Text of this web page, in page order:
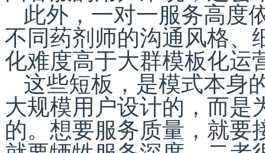
此外，一对一服务高度
不同药剂师的沟通风格、
化难度高于大群模板化运
这些短板，是模式本身
大规模用户设计的，而是
的。想要服务质量，就要